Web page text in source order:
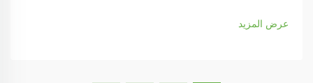
عرض المزيد